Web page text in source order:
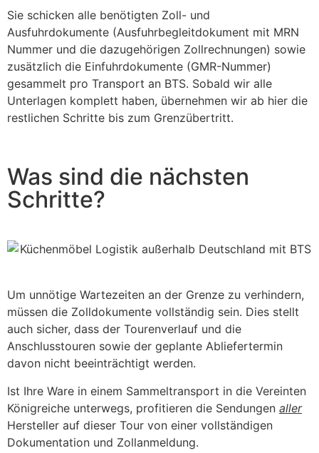
Sie schicken alle benötigten Zoll- und
Ausfuhrdokumente (Ausfuhrbegleitdokument mit MRN
Nummer und die dazugehörigen Zollrechnungen) sowie
zusätzlich die Einfuhrdokumente (GMR-Nummer)
gesammelt pro Transport an BTS. Sobald wir alle
Unterlagen komplett haben, übernehmen wir ab hier die
restlichen Schritte bis zum Grenzübertritt.
Was sind die nächsten
Schritte?
Um unnötige Wartezeiten an der Grenze zu verhindern,
müssen die Zolldokumente vollständig sein. Dies stellt
auch sicher, dass der Tourenverlauf und die
Anschlusstouren sowie der geplante Abliefertermin
davon nicht beeinträchtigt werden.
Ist Ihre Ware in einem Sammeltransport in die Vereinten
Königreiche unterwegs, profitieren die Sendungen aller
Hersteller auf dieser Tour von einer vollständigen
Dokumentation und Zollanmeldung.